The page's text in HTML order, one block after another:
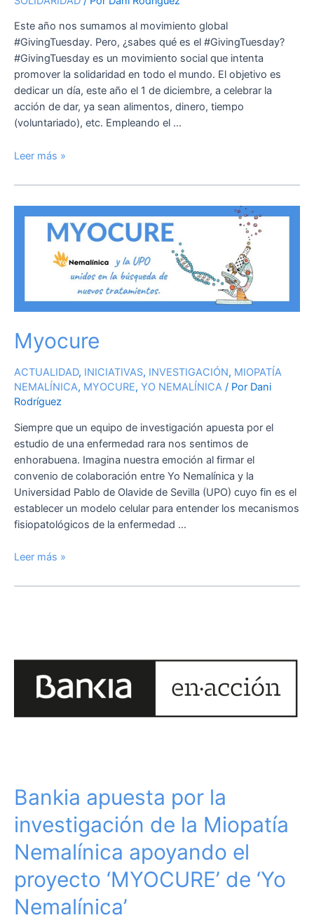
Este año nos sumamos al movimiento global
#GivingTuesday. Pero, ¿sabes qué es el #GivingTuesday?
#GivingTuesday es un movimiento social que intenta
promover la solidaridad en todo el mundo. El objetivo es
dedicar un día, este año el 1 de diciembre, a celebrar la
acción de dar, ya sean alimentos, dinero, tiempo
(voluntariado), etc. Empleando el …
Leer más »
Myocure
ACTUALIDAD, INICIATIVAS, INVESTIGACIÓN, MIOPATÍA
NEMALÍNICA, MYOCURE, YO NEMALÍNICA / Por Dani
Rodríguez
Siempre que un equipo de investigación apuesta por el
estudio de una enfermedad rara nos sentimos de
enhorabuena. Imagina nuestra emoción al firmar el
convenio de colaboración entre Yo Nemalínica y la
Universidad Pablo de Olavide de Sevilla (UPO) cuyo fin es el
establecer un modelo celular para entender los mecanismos
fisiopatológicos de la enfermedad …
Myocure
Leer más »
Bankia apuesta por la
investigación de la Miopatía
Nemalínica apoyando el
proyecto ‘MYOCURE’ de ‘Yo
Nemalínica’
la
investigación
proyecto
‘MYOCURE’
de
Nemalínica’